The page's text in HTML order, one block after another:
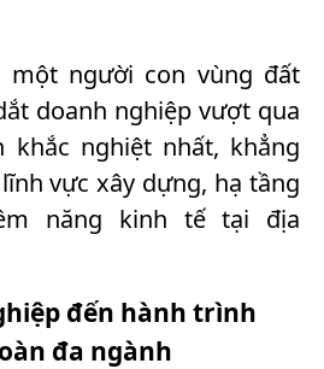
một người con vùng đất
doanh nghiệp vượt qua
khắc nghiệt nhất, khẳng
vực xây dựng, hạ tầng
năng kinh tế tại địa
đến hành trình
đa ngành